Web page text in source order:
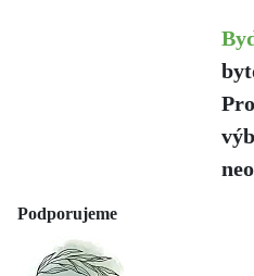
Podporujeme